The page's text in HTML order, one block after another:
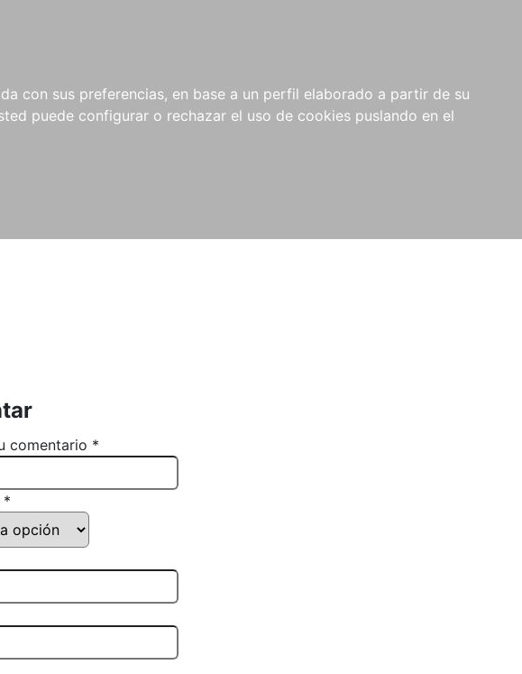
con sus preferencias, en base a un perfil elaborado a partir de su
puede configurar o rechazar el uso de cookies puslando en el
NOVEDADES NOTICIAS
COMPRAS
INSTITUCIONALES
comentario *
*